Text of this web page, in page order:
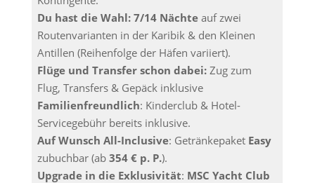
Du hast die Wahl: 7/14 Nächte auf zwei
Routenvarianten in der Karibik & den Kleinen
Antillen (Reihenfolge der Häfen variiert).
Flüge und Transfer schon dabei: Zug zum
Flug, Transfers & Gepäck inklusive
Familienfreundlich: Kinderclub & Hotel-
Servicegebühr bereits inklusive.
Auf Wunsch All-Inclusive: Getränkepaket Easy
zubuchbar (ab354 € p. P.).
Upgrade in die Exklusivität: MSC Yacht Club